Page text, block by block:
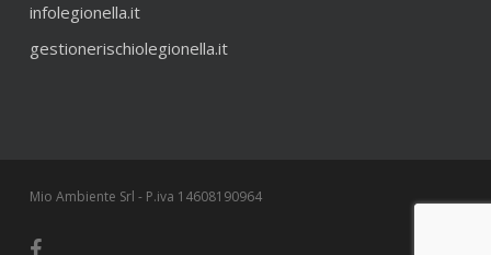
infolegionella.it
gestionerischiolegionella.it
Mio Ambiente Srl - P.iva 14608190964
facebook